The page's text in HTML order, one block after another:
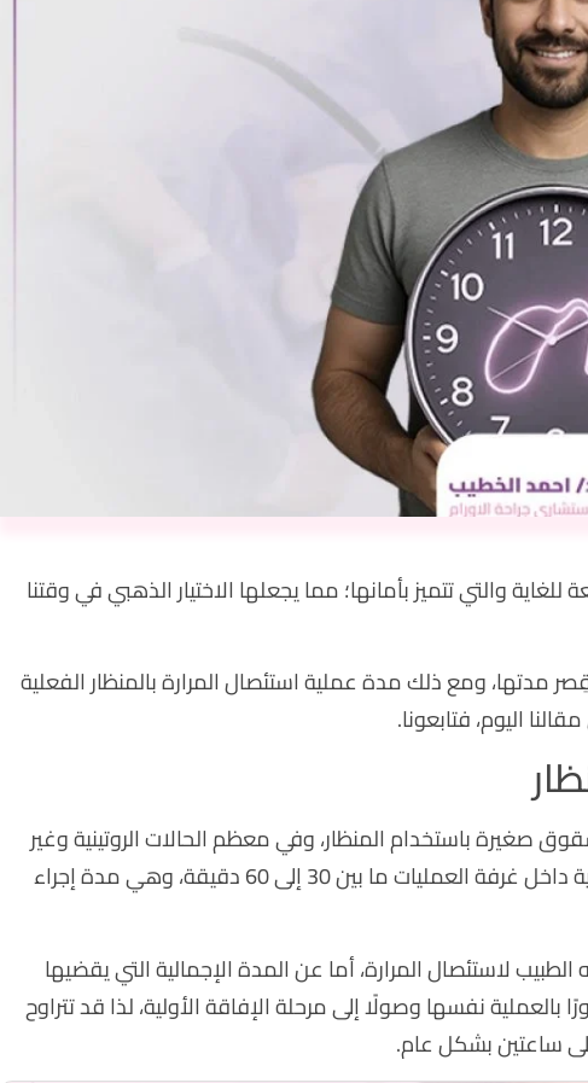
والتي تتميز بأمانها؛ مما يجعلها الاختيار الذهبي في وقتنا
مدتها، ومع ذلك مدة عملية استئصال المرارة بالمنظار الفعلية
اليوم، فتابعونا.
صغيرة باستخدام المنظار، وفي معظم الحالات الروتينية وغير
المعقدة، تتراوح مدة عملية استئصال المرارة بالمنظار الفعلية داخل غرفة العمليات ما بين 30 إلى 60 دقيقة، وهي مدة إجراء
لاستئصال المرارة، أما عن المدة الإجمالية التي يقضيها
بالعملية نفسها وصولًا إلى مرحلة الإفاقة الأولية، لذا قد تتراوح
إلى ساعتين بشكل عام.